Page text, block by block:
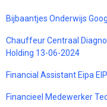
Bijbaantjes Onderwijs
Chauffeur Centraal
Holding 13-06-2024
Financial Assistant Eipa
Financieel Medewerker